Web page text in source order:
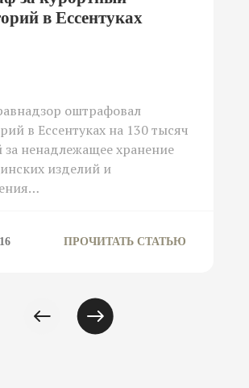
в Ессентуках
оштрафовал
в Ессентуках на 130 тысяч
за ненадлежащее хранение
изделий и
ПРОЧИТАТЬ СТАТЬЮ